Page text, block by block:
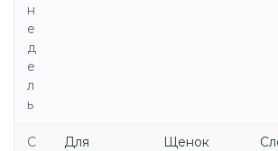
н
е
д
е
л
ь
С
Для
Щенок